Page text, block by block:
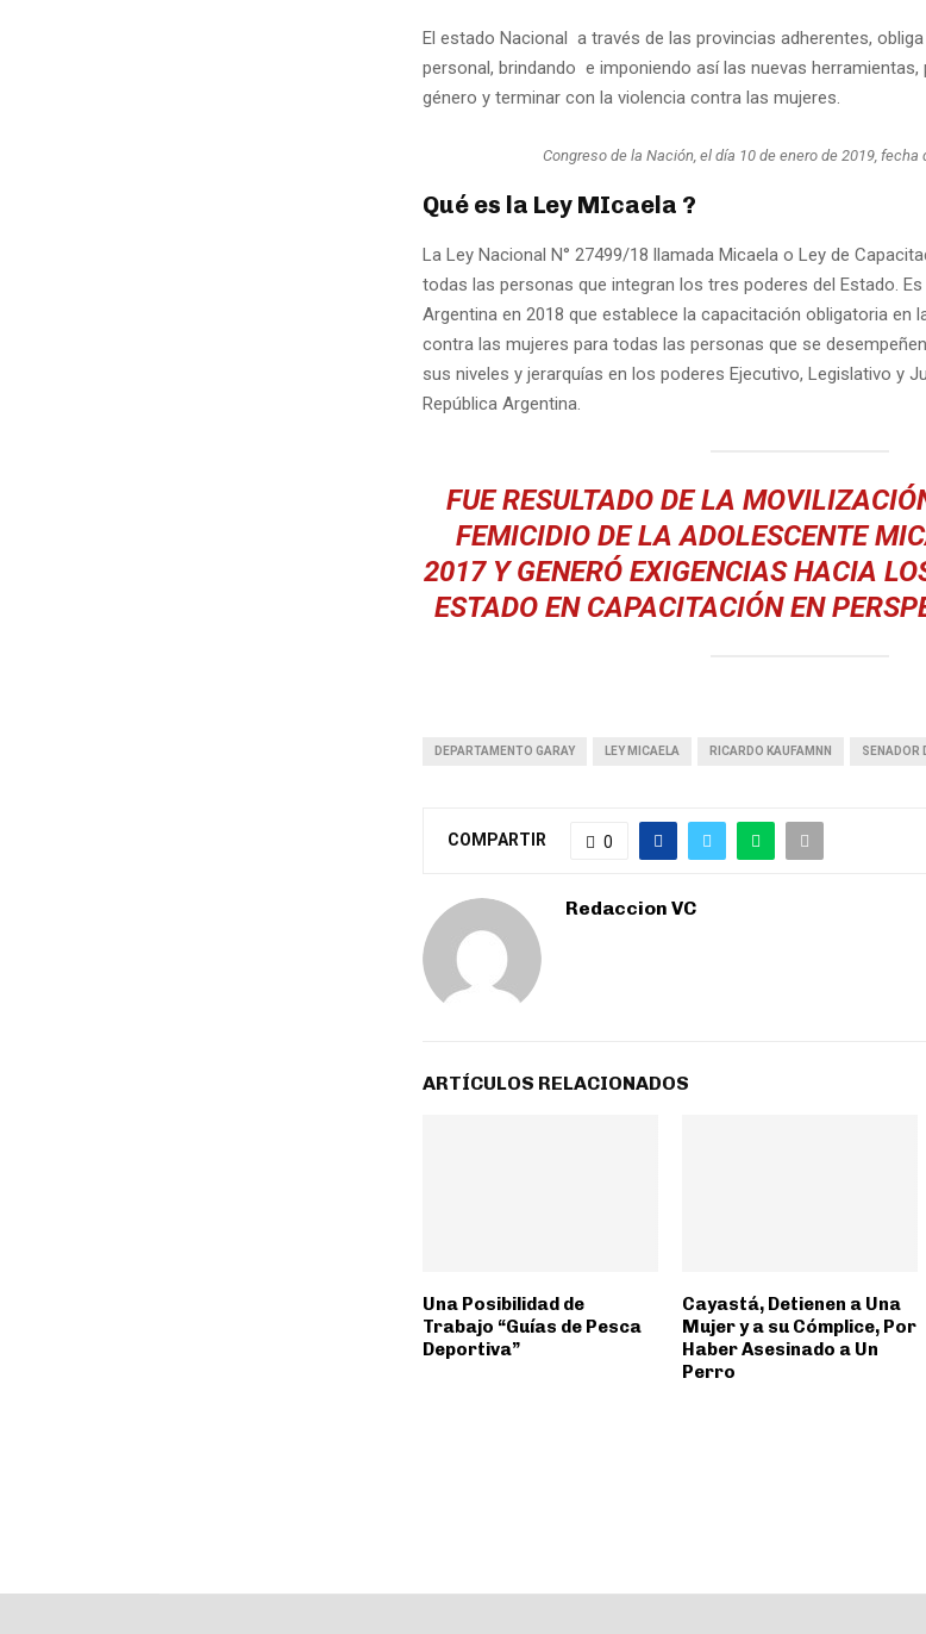
El estado Nacional a través de las provincias adherentes,
personal, brindando e imponiendo así las nuevas herramientas,
género y terminar con la violencia contra las mujeres.
Congreso de la Nación, el día 10 de enero de 2019, fecha
Qué es la Ley MIcaela ?
La Ley Nacional N° 27499/18 llamada Micaela o Ley de
todas las personas que integran los tres poderes del Estado.
Argentina en 2018 que establece la capacitación obligatoria en
contra las mujeres para todas las personas que se
sus niveles y jerarquías en los poderes Ejecutivo, Legislativo y
República Argentina.
FUE RESULTADO DE LA
FEMICIDIO DE LA ADOLESCENTE
2017 Y GENERÓ EXIGENCIAS HACIA
ESTADO EN CAPACITACIÓN EN
DEPARTAMENTO GARAY LEY MICAELA RICARDO KAUFAMNN SENADOR
COMPARTIR 0
Redaccion VC
ARTÍCULOS RELACIONADOS
Una Posibilidad de
Trabajo “Guías de Pesca
Deportiva”
Cayastá, Detienen a Una
Mujer y a su Cómplice, Por
Haber Asesinado a Un
Perro